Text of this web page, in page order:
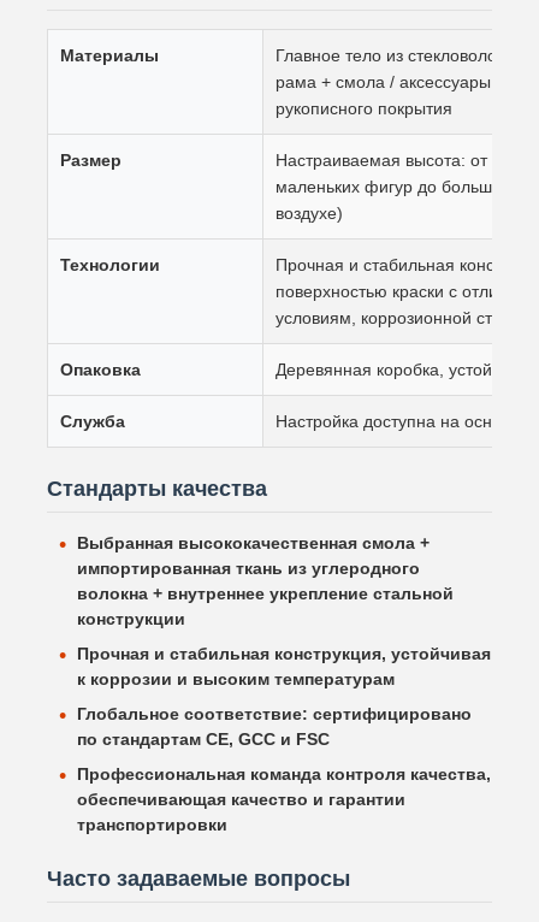
Материалы
Главное тело из стекловолокна
рама + смола / аксессуары для
рукописного покрытия
Размер
Настраиваемая высота: от 0,5
маленьких фигур до больших
воздухе)
Технологии
Прочная и стабильная
поверхностью краски с
условиям, коррозионной
Опаковка Деревянная коробка,
Служба Настройка доступна на основе
Стандарты качества
Выбранная высококачественная смола +
импортированная ткань из углеродного
волокна + внутреннее укрепление стальной
конструкции
Прочная и стабильная конструкция, устойчивая
к коррозии и высоким температурам
Глобальное соответствие: сертифицировано
по стандартам CE, GCC и FSC
Профессиональная команда контроля качества,
обеспечивающая качество и гарантии
транспортировки
Часто задаваемые вопросы